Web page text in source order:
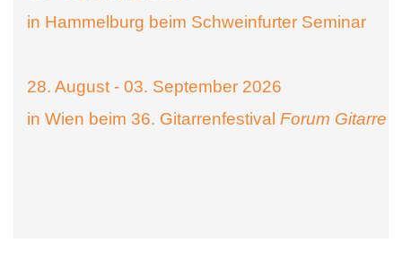
in Hammelburg beim Schweinfurter Seminar
28. August - 03. September 2026
in Wien beim 36. Gitarrenfestival Forum Gitarre